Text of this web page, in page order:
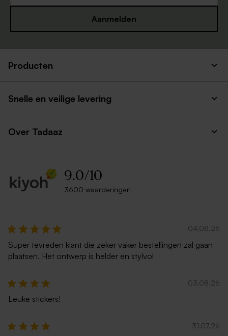
Aanmelden
Producten
Snelle en veilige levering
Over Tadaaz
9.0/10
3600 waarderingen
04.08.26
Super tevreden klant die zeker vaker bestellingen zal gaan
plaatsen. Het ontwerp is helder en stylvol
03.08.26
Leuke stickers!
31.07.26